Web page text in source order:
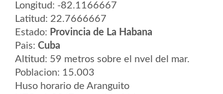
Longitud: -82.1166667
Latitud: 22.7666667
Estado: Provincia de La Habana
Pais: Cuba
Altitud: 59 metros sobre el nvel del mar.
Poblacion: 15.003
Huso horario de Aranguito